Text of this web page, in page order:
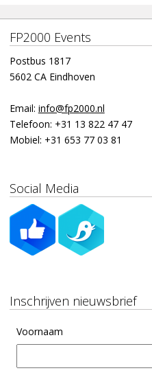
FP2000 Events
Postbus 1817
5602 CA Eindhoven
Email: info@fp2000.nl
Telefoon: +31 13 822 47 47
Mobiel: +31 653 77 03 81
Social Media
Inschrijven nieuwsbrief
Voornaam